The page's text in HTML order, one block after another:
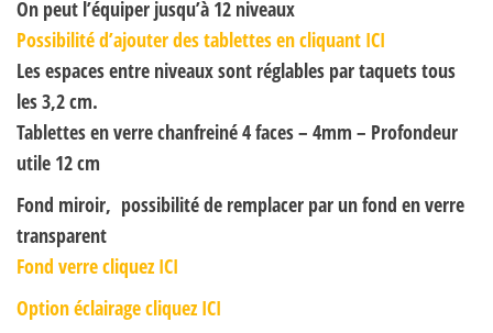
On peut l’équiper jusqu’à 12 niveaux
Possibilité d’ajouter des tablettes en cliquant ICI
Les espaces entre niveaux sont réglables par taquets tous
les 3,2 cm.
Tablettes en verre chanfreiné 4 faces – 4mm – Profondeur
utile 12 cm
Fond miroir, possibilité de remplacer par un fond en verre
transparent
Fond verre cliquez ICI
Option éclairage cliquez ICI